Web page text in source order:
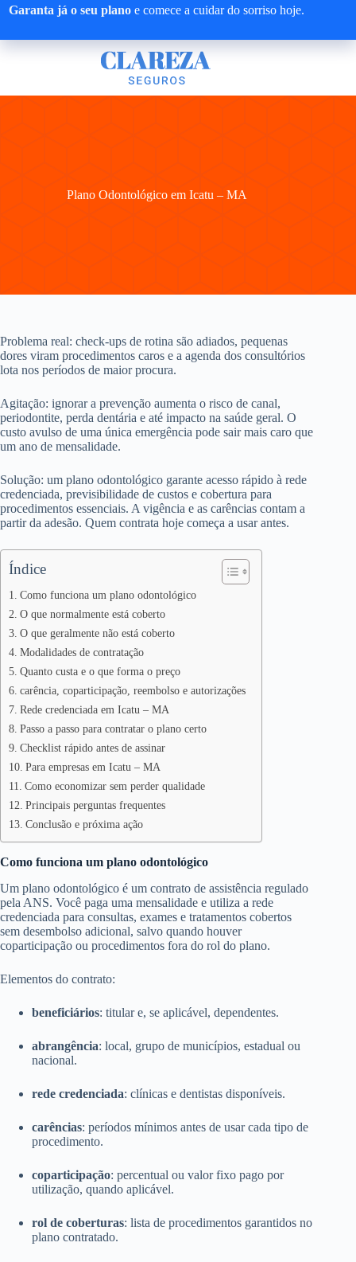
Pular
Garanta já o seu plano e comece a cuidar do sorriso hoje.
Plano Odontológico em Icatu – MA
Problema real: check-ups de rotina são adiados, pequenas
dores viram procedimentos caros e a agenda dos consultórios
lota nos períodos de maior procura.
Agitação: ignorar a prevenção aumenta o risco de canal,
periodontite, perda dentária e até impacto na saúde geral. O
custo avulso de uma única emergência pode sair mais caro que
um ano de mensalidade.
Solução: um plano odontológico garante acesso rápido à rede
credenciada, previsibilidade de custos e cobertura para
procedimentos essenciais. A vigência e as carências contam a
partir da adesão. Quem contrata hoje começa a usar antes.
Índice
Como funciona um plano odontológico
O que normalmente está coberto
O que geralmente não está coberto
Modalidades de contratação
Quanto custa e o que forma o preço
carência, coparticipação, reembolso e autorizações
Rede credenciada em Icatu – MA
Passo a passo para contratar o plano certo
Checklist rápido antes de assinar
Para empresas em Icatu – MA
Como economizar sem perder qualidade
Principais perguntas frequentes
Conclusão e próxima ação
Como funciona um plano odontológico
Um plano odontológico é um contrato de assistência regulado
pela ANS. Você paga uma mensalidade e utiliza a rede
credenciada para consultas, exames e tratamentos cobertos
sem desembolso adicional, salvo quando houver
coparticipação ou procedimentos fora do rol do plano.
Elementos do contrato:
beneficiários: titular e, se aplicável, dependentes.
abrangência: local, grupo de municípios, estadual ou
nacional.
rede credenciada: clínicas e dentistas disponíveis.
carências: períodos mínimos antes de usar cada tipo de
procedimento.
coparticipação: percentual ou valor fixo pago por
utilização, quando aplicável.
rol de coberturas: lista de procedimentos garantidos no
plano contratado.